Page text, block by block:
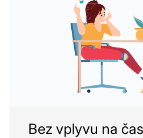
Bez vplyvu na